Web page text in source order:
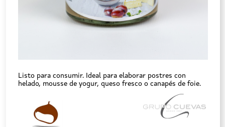
Listo para consumir. Ideal para elaborar postres con
helado, mousse de yogur, queso fresco o canapés de foie.